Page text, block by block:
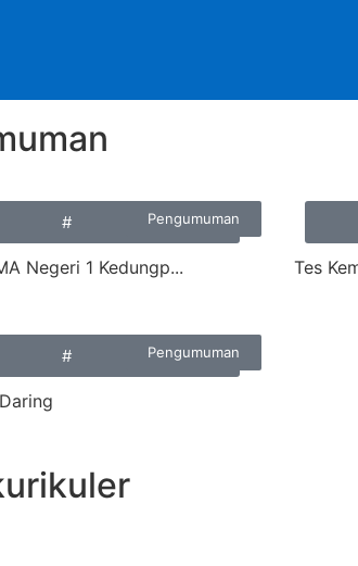
Pengumuman
#
Negeri 1 Kedungp... Tes
Pengumuman
#